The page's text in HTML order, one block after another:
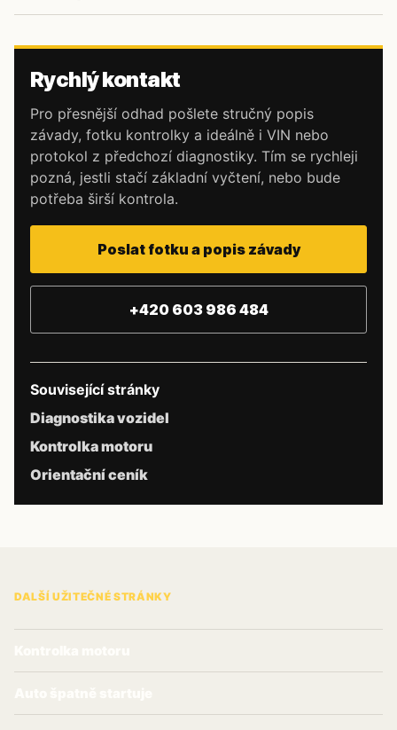
Rychlý kontakt
Pro přesnější odhad pošlete stručný popis
závady, fotku kontrolky a ideálně i VIN nebo
protokol z předchozí diagnostiky. Tím se rychleji
pozná, jestli stačí základní vyčtení, nebo bude
potřeba širší kontrola.
Poslat fotku a popis závady
+420 603 986 484
Související stránky
Diagnostika vozidel
Kontrolka motoru
Orientační ceník
DALŠÍ UŽITEČNÉ STRÁNKY